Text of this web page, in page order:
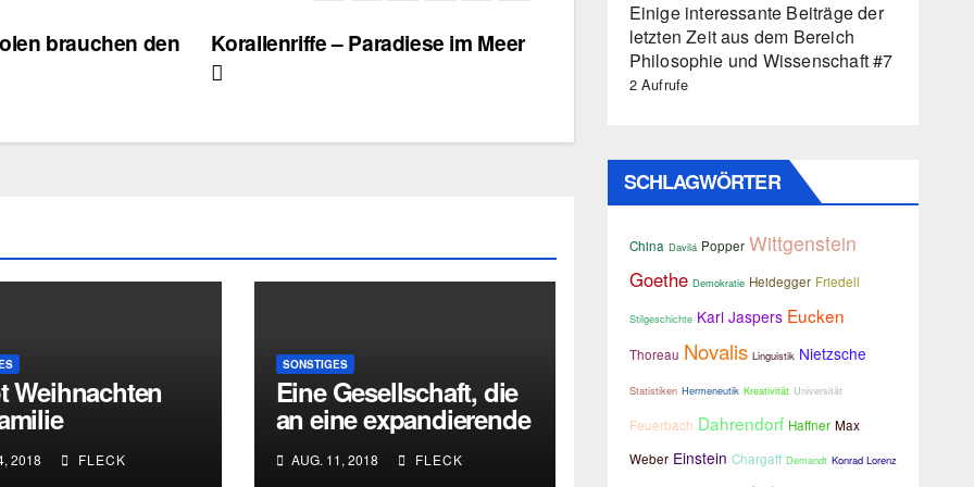
Korallenriffe – Paradiese im Meer
brauchen den
Weihnachten
2018 FLECK
SONSTIGES
Eine Gesellschaft, die
an eine expandierende
Technologie gefesselt
ist .. kann ihre
AUG. 11, 2018 FLECK
Einige interessante Beiträge der
letzten Zeit aus dem Bereich
Philosophie und Wissenschaft #7
2 Aufrufe
SCHLAGWÖRTER
China Davilá Popper Wittgenstein
Goethe Demokratie Heidegger Friedell
Stilgeschichte Karl Jaspers Eucken
Thoreau Novalis Linguistik Nietzsche
Statistiken Hermeneutik Kreativität Universität
Feuerbach Dahrendorf Haffner Max
Weber Einstein Chargaff Demandt Konrad Lorenz